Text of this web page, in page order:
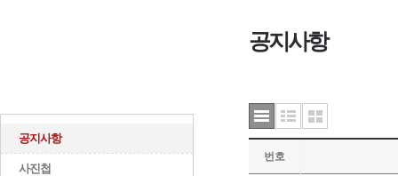
공지사항
사진첩
공지사항
번호